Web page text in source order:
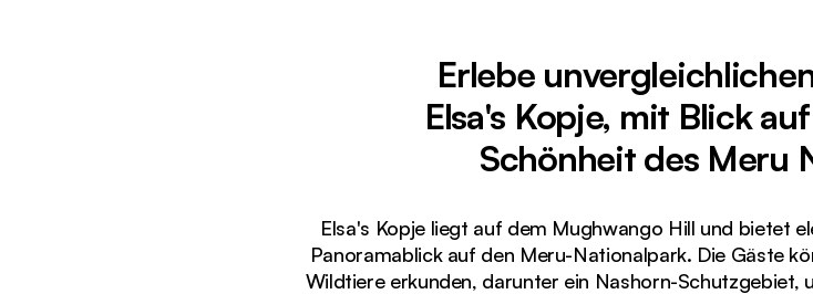
Erlebe
Elsa's Kopje, mit Blick
Schönheit des Meru
Elsa's Kopje liegt auf dem Mughwango Hill und bietet
Panoramablick auf den Meru-Nationalpark. Die Gäste
Wildtiere erkunden, darunter ein Nashorn-